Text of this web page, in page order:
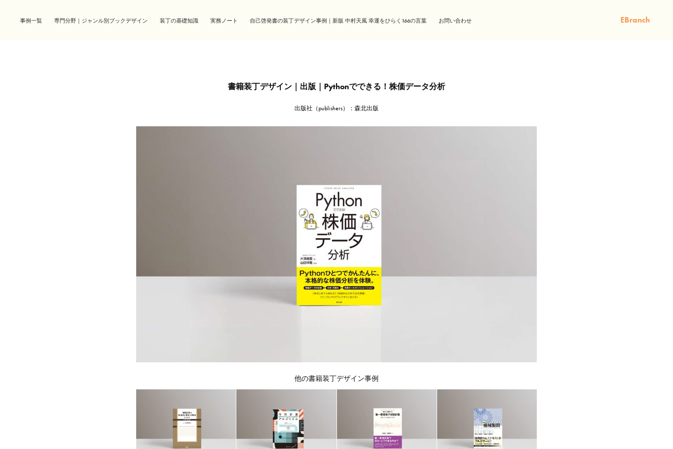
事例一覧 専門分野｜ジャンル別ブックデザイン 装丁の基礎知識 実務ノート 自己啓発書の装丁デザイン事例｜新版 中村天風 幸運をひらく166の言葉 お問い合わせ EBranch
書籍装丁デザイン｜出版｜Pythonでできる！株価データ分析
出版社（publishers）：森北出版
他の書籍装丁デザイン事例